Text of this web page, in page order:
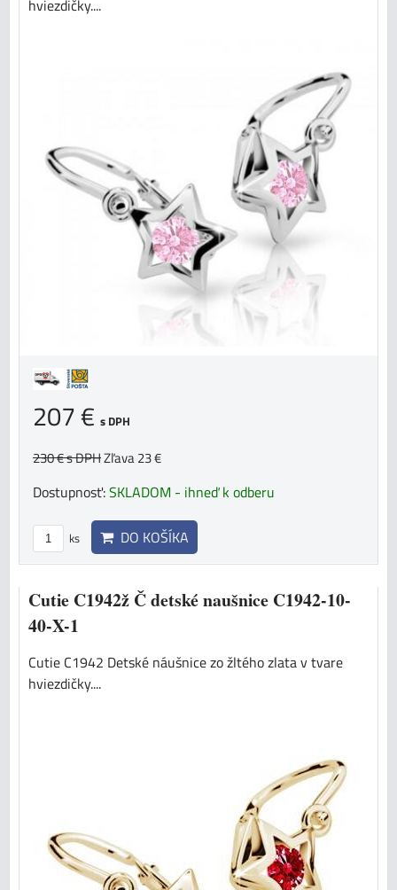
hviezdičky....
207 € s DPH
230 €s DPHZľava 23 €
Dostupnosť:SKLADOM - ihneď k odberu
ks DO KOŠÍKA
Cutie C1942ž Č detské naušnice C1942-10-
40-X-1
Cutie C1942 Detské náušnice zo žltého zlata v tvare
hviezdičky....